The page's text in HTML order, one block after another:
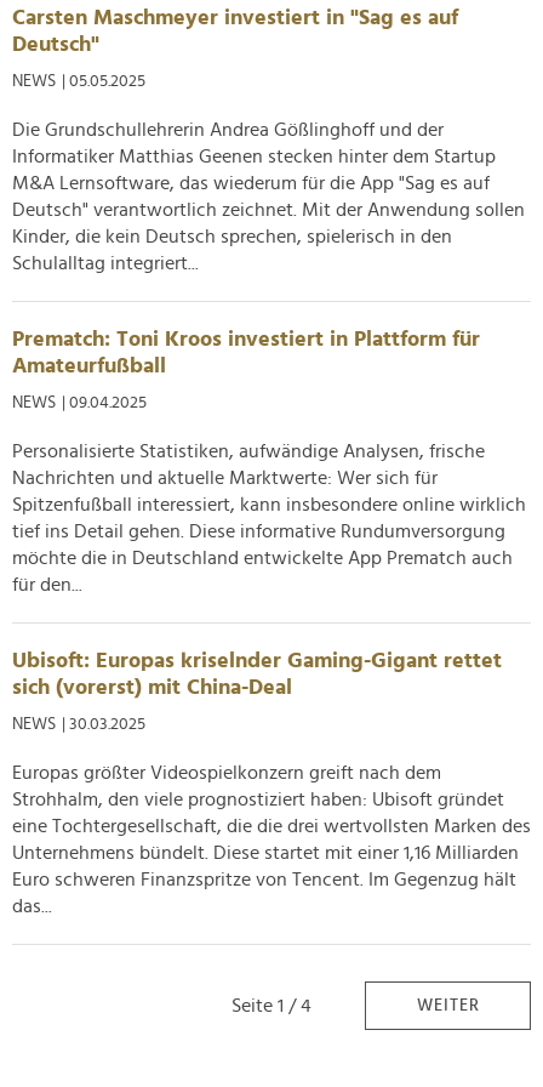
analysieren. Außerdem geben wir Informationen zu Ihrer
Verwendung unserer Website an unsere Partner für
soziale Medien, Werbung und Analysen weiter. Unsere
weiteren Daten zusammen, die Sie ihnen bereitgestellt
haben oder die sie im Rahmen Ihrer Nutzung der Dienste
gesammelt haben.
Carsten Maschmeyer investiert in "Sag es auf
Deutsch"
NEWS | 05.05.2025
Die Grundschullehrerin Andrea Gößlinghoff und der
Informatiker Matthias Geenen stecken hinter dem Startup
M&A Lernsoftware, das wiederum für die App "Sag es auf
Deutsch" verantwortlich zeichnet. Mit der Anwendung sollen
Kinder, die kein Deutsch sprechen, spielerisch in den
Schulalltag integriert...
Prematch: Toni Kroos investiert in Plattform für
Amateurfußball
NEWS | 09.04.2025
Personalisierte Statistiken, aufwändige Analysen, frische
Nachrichten und aktuelle Marktwerte: Wer sich für
Spitzenfußball interessiert, kann insbesondere online wirklich
tief ins Detail gehen. Diese informative Rundumversorgung
möchte die in Deutschland entwickelte App Prematch auch
für den...
Ubisoft: Europas kriselnder Gaming-Gigant rettet
sich (vorerst) mit China-Deal
NEWS | 30.03.2025
Europas größter Videospielkonzern greift nach dem
Strohhalm, den viele prognostiziert haben: Ubisoft gründet
eine Tochtergesellschaft, die die drei wertvollsten Marken des
Unternehmens bündelt. Diese startet mit einer 1,16 Milliarden
Euro schweren Finanzspritze von Tencent. Im Gegenzug hält
das...
Seite 1 / 4 WEITER